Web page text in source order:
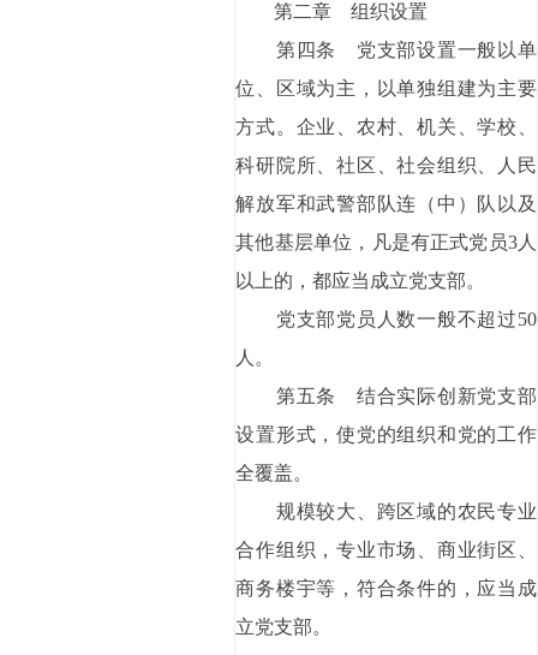
第二章 组织设置
第四条 党支部设置一般以单
位、区域为主，以单独组建为主要
方式。企业、农村、机关、学校、
科研院所、社区、社会组织、人民
解放军和武警部队连（中）队以及
其他基层单位，凡是有正式党员3人
以上的，都应当成立党支部。
党支部党员人数一般不超过50
人。
第五条 结合实际创新党支部
设置形式，使党的组织和党的工作
全覆盖。
规模较大、跨区域的农民专业
合作组织，专业市场、商业街区、
商务楼宇等，符合条件的，应当成
立党支部。